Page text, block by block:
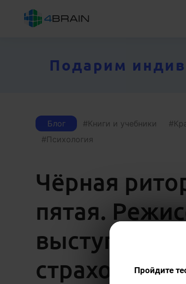
Подарим
Блог Книги и учебники
Психология
Чёрная
пятая.
выступления
страхом
Пройдите